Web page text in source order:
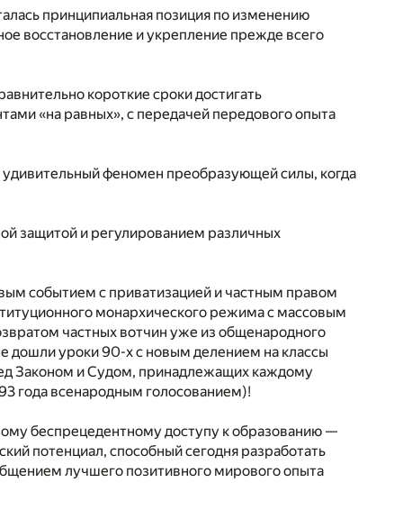
принципиальная позиция по изменению
восстановление и укрепление прежде всего
короткие сроки достигать
«на равных», с передачей передового опыта
удивительный феномен преобразующей силы, когда
защитой и регулированием различных
событием с приватизацией и частным правом
монархического режима с массовым
частных вотчин уже из общенародного
дошли уроки 90-х с новым делением на классы
Законом и Судом, принадлежащих каждому
года всенародным голосованием)!
беспрецедентному доступу к образованию —
потенциал, способный сегодня разработать
лучшего позитивного мирового опыта